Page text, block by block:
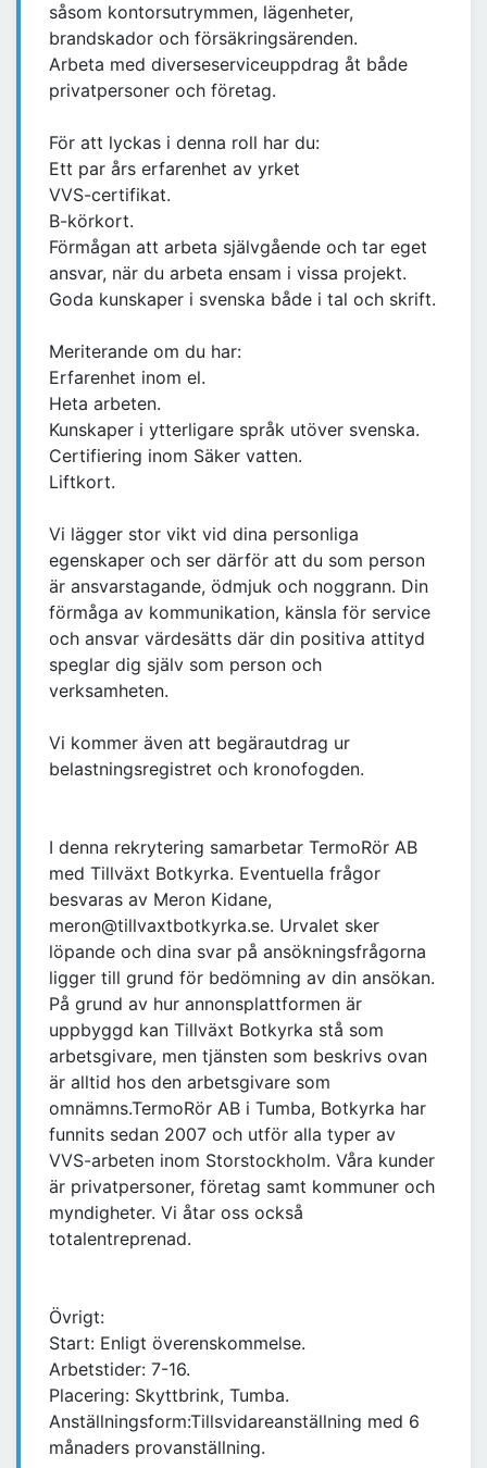
såsom kontorsutrymmen, lägenheter,
brandskador och försäkringsärenden.
Arbeta med diverseserviceuppdrag åt både
privatpersoner och företag.
För att lyckas i denna roll har du:
Ett par års erfarenhet av yrket
VVS-certifikat.
B-körkort.
Förmågan att arbeta självgående och tar eget
ansvar, när du arbeta ensam i vissa projekt.
Goda kunskaper i svenska både i tal och skrift.
Meriterande om du har:
Erfarenhet inom el.
Heta arbeten.
Kunskaper i ytterligare språk utöver svenska.
Certifiering inom Säker vatten.
Liftkort.
Vi lägger stor vikt vid dina personliga
egenskaper och ser därför att du som person
är ansvarstagande, ödmjuk och noggrann. Din
förmåga av kommunikation, känsla för service
och ansvar värdesätts där din positiva attityd
speglar dig själv som person och
verksamheten.
Vi kommer även att begärautdrag ur
belastningsregistret och kronofogden.
I denna rekrytering samarbetar TermoRör AB
med Tillväxt Botkyrka. Eventuella frågor
besvaras av Meron Kidane,
meron@tillvaxtbotkyrka.se. Urvalet sker
löpande och dina svar på ansökningsfrågorna
ligger till grund för bedömning av din ansökan.
På grund av hur annonsplattformen är
uppbyggd kan Tillväxt Botkyrka stå som
arbetsgivare, men tjänsten som beskrivs ovan
är alltid hos den arbetsgivare som
omnämns.TermoRör AB i Tumba, Botkyrka har
funnits sedan 2007 och utför alla typer av
VVS-arbeten inom Storstockholm. Våra kunder
är privatpersoner, företag samt kommuner och
myndigheter. Vi åtar oss också
totalentreprenad.
Övrigt:
Start: Enligt överenskommelse.
Arbetstider: 7-16.
Placering: Skyttbrink, Tumba.
Anställningsform:Tillsvidareanställning med 6
månaders provanställning.